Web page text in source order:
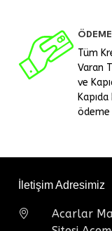
Tüm
Varan
ve
Kapıda
ödeme
İletişim Adresimiz
Acarlar